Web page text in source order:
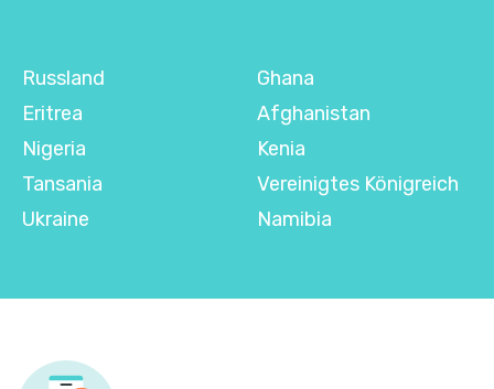
Russland
Eritrea
Nigeria
Tansania
Ukraine
Ghana
Afghanistan
Kenia
Vereinigtes Königreich
Namibia